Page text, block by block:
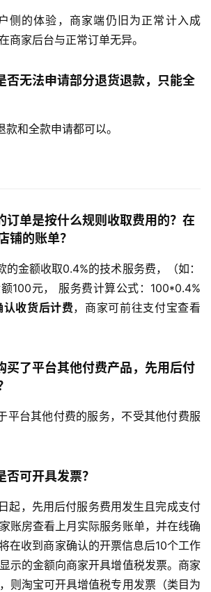
侧的体验，商家端仍旧为正常计入成
商家后台与正常订单无异。
否无法申请部分退货退款，只能全
和全款申请都可以。
订单是按什么规则收取费用的？在
铺的账单？
的金额收取0.4%的技术服务费，（如：
100元， 服务费计算公式：100*0.4%
认收货后计费，商家可前往支付宝查看
买了平台其他付费产品，先用后付
平台其他付费的服务，不受其他付费服
可开具发票？
起，先用后付服务费用发生且完成支付
账房查看上月实际服务账单，并在线确
在收到商家确认的开票信息后10个工作
示的金额向商家开具增值税发票。商家
则淘宝可开具增值税专用发票（类目为